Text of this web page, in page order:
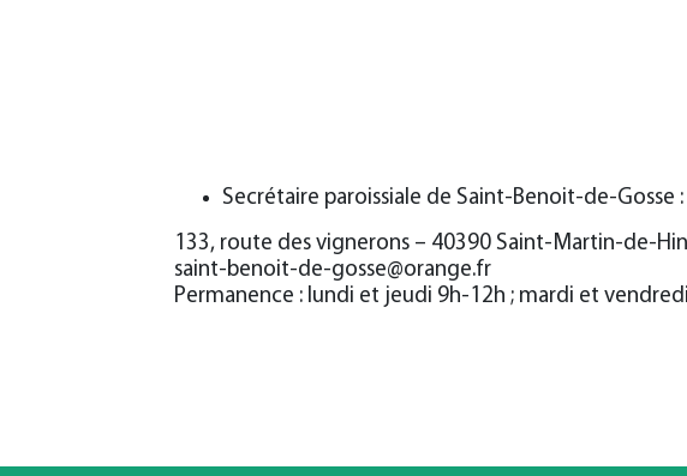
Secrétaire paroissiale de Saint-Benoit-de-Gosse :
133, route des vignerons – 40390 Saint-Martin-de-
saint-benoit-de-gosse@orange.fr
Permanence : lundi et jeudi 9h-12h ; mardi et